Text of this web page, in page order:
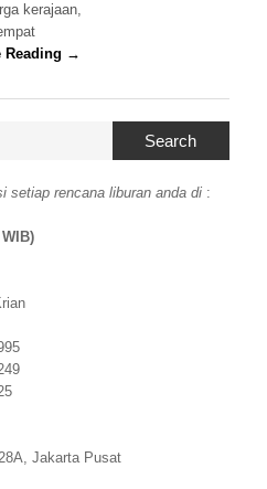
kerajaan,
Reading →
Search
setiap rencana liburan anda di :
Jakarta Pusat